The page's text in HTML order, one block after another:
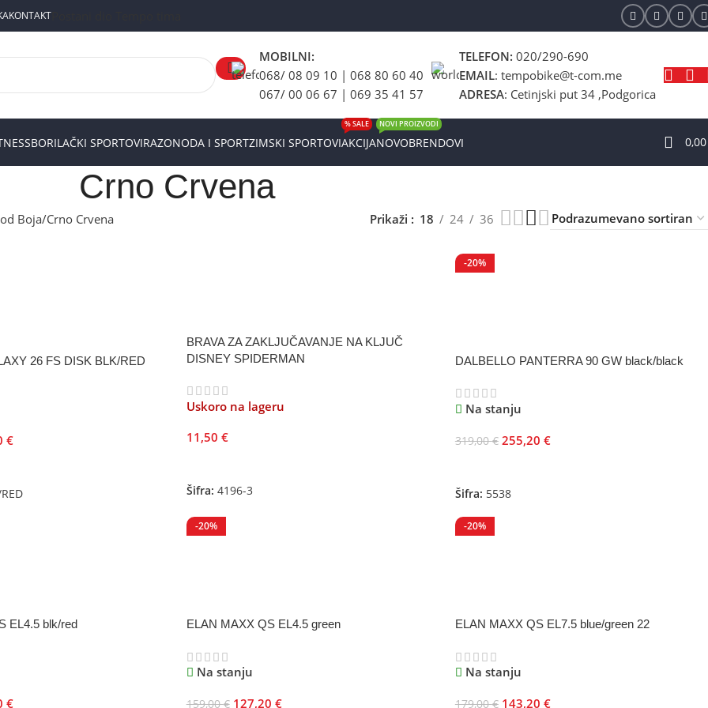
KONTAKT
MOBILNI:
068/ 08 09 10 | 068 80 60 40
067/ 00 06 67 | 069 35 41 57
TELEFON: 020/290-690
EMAIL: tempobike@t-com.me
ADRESA: Cetinjski put 34 ,Podgorica
BORILAČKI SPORTOVIRAZONODA I SPORTZIMSKI SPORTOVIAKCIJA
% SALE
NOVO
NOVI PROIZVODI
BRENDOVI
Crno Crvena
Boja Crno Crvena Prikaži 18 24 36
26 FS DISK BLK/RED
€
BRAVA ZA ZAKLJUČAVANJE NA KLJUČ
DISNEY SPIDERMAN
Uskoro na lageru
11,50 €
Šifra: 4196-3
-20%
DALBELLO PANTERRA 90 GW black/black
Na stanju
319,00€ 255,20 €
Šifra: 5538
EL4.5 blk/red
€
-20%
ELAN MAXX QS EL4.5 green
Na stanju
159,00€ 127,20 €
-20%
ELAN MAXX QS EL7.5 blue/green 22
Na stanju
179,00€ 143,20 €